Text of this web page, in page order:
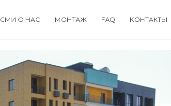
СМИ О НАС МОНТАЖ FAQ КОНТАКТЫ